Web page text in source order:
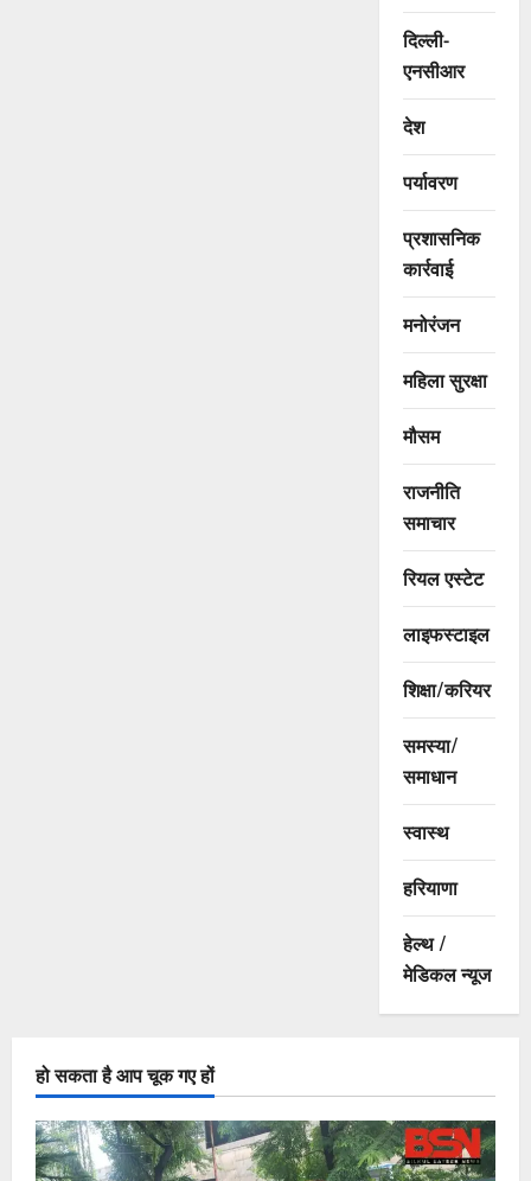
दिल्ली-
एनसीआर
देश
पर्यावरण
प्रशासनिक
कार्रवाई
मनोरंजन
महिला सुरक्षा
मौसम
राजनीति
समाचार
रियल एस्टेट
लाइफस्टाइल
शिक्षा/करियर
समस्या/
समाधान
स्वास्थ
हरियाणा
हेल्थ /
मेडिकल न्यूज
हो सकता है आप चूक गए हों